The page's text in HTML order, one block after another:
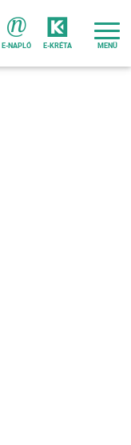
E-NAPLÓ E-KRÉTA